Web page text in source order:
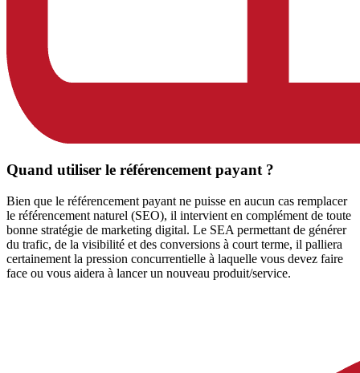
Quand utiliser le référencement payant ?
Bien que le référencement payant ne puisse en aucun cas remplacer
le référencement naturel (SEO), il intervient en complément de toute
bonne stratégie de marketing digital. Le SEA permettant de générer
du trafic, de la visibilité et des conversions à court terme, il palliera
certainement la pression concurrentielle à laquelle vous devez faire
face ou vous aidera à lancer un nouveau produit/service.